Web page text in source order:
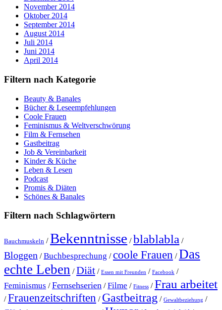
November 2014
Oktober 2014
September 2014
August 2014
Juli 2014
Juni 2014
April 2014
Filtern nach Kategorie
Beauty & Banales
Bücher & Leseempfehlungen
Coole Frauen
Feminismus & Weltverschwörung
Film & Fernsehen
Gastbeitrag
Job & Vereinbarkeit
Kinder & Küche
Leben & Lesen
Podcast
Promis & Diäten
Schönes & Banales
Filtern nach Schlagwörtern
Bauchmuskeln /Bekenntnisse /blablabla /
Bloggen /Buchbesprechung /coole Frauen /Das
echte Leben /Diät / Essen mit Freunden / Facebook /
Feminismus /Fernsehserien /Filme / Fitness /Frau arbeitet
/Frauenzeitschriften / Gastbeitrag / Gewaltbeziehung /